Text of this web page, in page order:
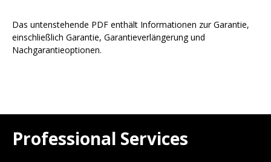
Das untenstehende PDF enthält Informationen zur Garantie,
einschließlich Garantie, Garantieverlängerung und
Nachgarantieoptionen.
Professional Services